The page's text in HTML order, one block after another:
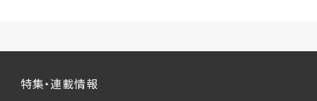
特集・連載情報